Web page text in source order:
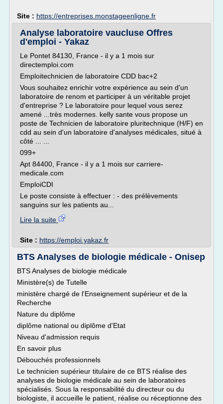
Site : https://entreprises.monstageenligne.fr
Analyse laboratoire vaucluse Offres
d'emploi - Yakaz
Le Pontet 84130, France - il y a 1 mois sur
directemploi.com
Emploitechnicien de laboratoire CDD bac+2
Vous souhaitez enrichir votre expérience au sein d'un
laboratoire de renom et participer à un véritable projet
d'entreprise ? Le laboratoire pour lequel vous serez
amené ...très modernes. kelly sante vous propose un
poste de Technicien de laboratoire pluritechnique (H/F) en
cdd au sein d'un laboratoire d'analyses médicales, situé à
côté ... ...
099+
Apt 84400, France - il y a 1 mois sur carriere-
medicale.com
EmploiCDI
Le poste consiste à effectuer : - des prélèvements
sanguins sur les patients au...
Lire la suite
Site : https://emploi.yakaz.fr
BTS Analyses de biologie médicale - Onisep
BTS Analyses de biologie médicale
Ministère(s) de Tutelle
ministère chargé de l'Enseignement supérieur et de la
Recherche
Nature du diplôme
diplôme national ou diplôme d'Etat
Niveau d'admission requis
En savoir plus
Débouchés professionnels
Le technicien supérieur titulaire de ce BTS réalise des
analyses de biologie médicale au sein de laboratoires
spécialisés. Sous la responsabilité du directeur ou du
biologiste, il accueille le patient, réalise ou réceptionne des